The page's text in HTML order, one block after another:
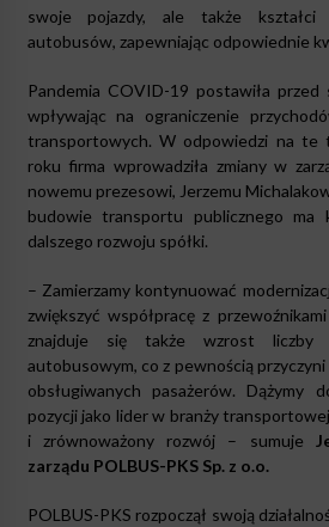
swoje pojazdy, ale także kształci
autobusów, zapewniając odpowiednie
Pandemia COVID-19 postawiła przed
wpływając na ograniczenie
transportowych. W odpowiedzi na te
roku firma wprowadziła zmiany w
nowemu prezesowi, Jerzemu
budowie transportu publicznego ma
dalszego rozwoju spółki.
– Zamierzamy kontynuować
zwiększyć współpracę z
znajduje się także wzrost liczby
autobusowym, co z pewnością
obsługiwanych pasażerów. Dążymy
pozycji jako lider w branży
i zrównoważony rozwój – sumuje
zarządu POLBUS-PKS Sp. z o.o.
POLBUS-PKS rozpoczął swoją